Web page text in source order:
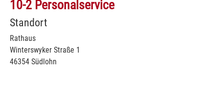
10-2 Personalservice
Standort
Rathaus
Winterswyker Straße 1
46354 Südlohn